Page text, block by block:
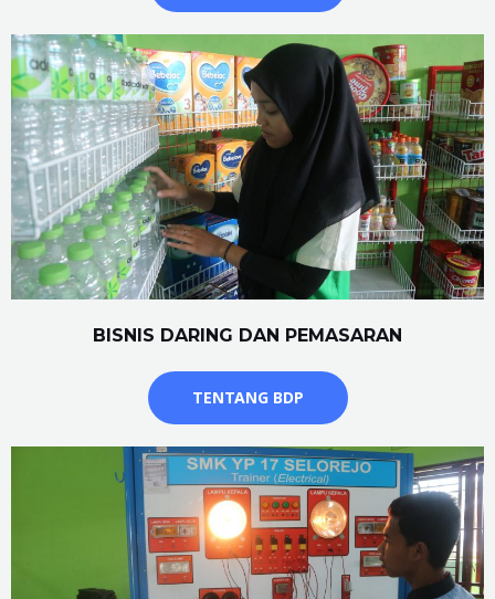
BISNIS DARING DAN PEMASARAN
TENTANG BDP